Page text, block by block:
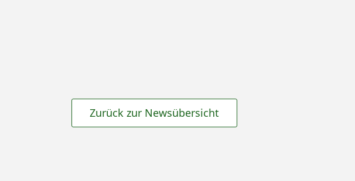
Zurück zur Newsübersicht